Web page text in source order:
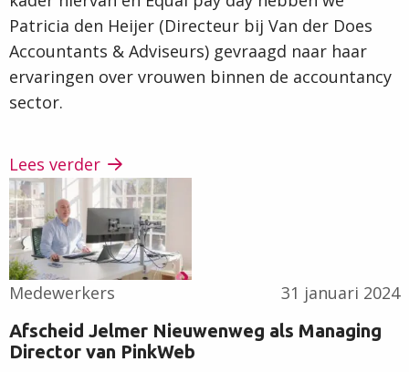
Patricia den Heijer (Directeur bij Van der Does
Accountants & Adviseurs) gevraagd naar haar
ervaringen over vrouwen binnen de accountancy
sector.
Lees verder
Medewerkers 31 januari 2024
Afscheid Jelmer Nieuwenweg als Managing
Director van PinkWeb
Lees
verder